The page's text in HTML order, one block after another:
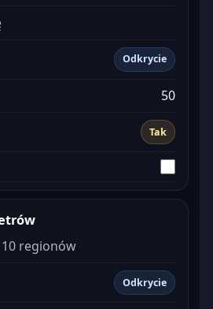
Odkrycie
Tak
50
regionów
Odkrycie